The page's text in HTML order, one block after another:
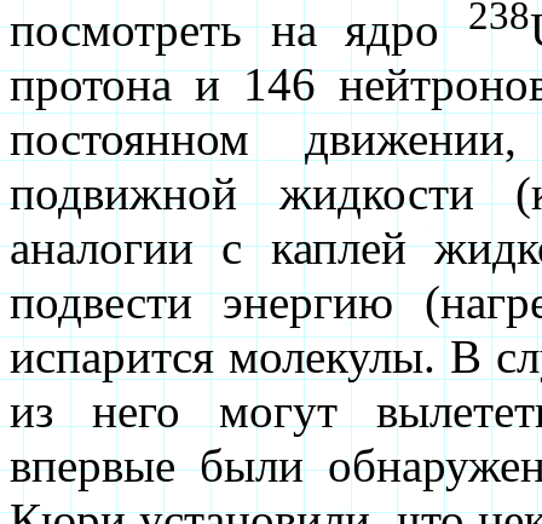
посмотреть на ядро238
протона и 146
постоянном
подвижной жидкости
аналогии с каплей
подвести энергию
испарится молекулы. В
из него могут
впервые были